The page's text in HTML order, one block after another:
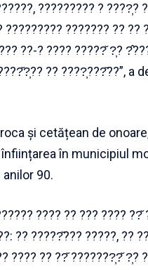
????????? ? ????̦?
??????? ?? ??
??-? ???? ?????̆ ?̦?
?? ????̦???̆??”, a
și cetățean de
în municipiul
90.
???? ?? ??? ???? ??̆
?? ?????̆??? ?????, ??
???? ?? ??̆ ???????̦?̆ ?̦?